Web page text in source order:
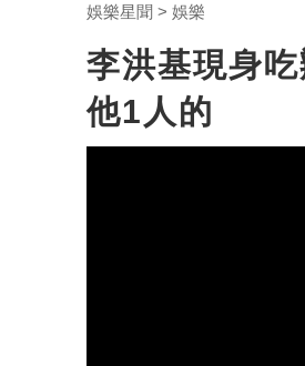
娛樂星聞 娛樂
李洪基現身
他1人的